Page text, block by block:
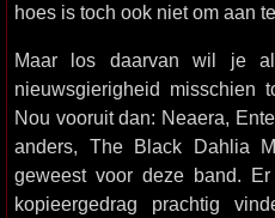
hoes is toch ook niet om aan
Maar los daarvan wil je
nieuwsgierigheid misschien
Nou vooruit dan: Neaera,
anders, The Black Dahlia
geweest voor deze band.
kopieergedrag prachtig